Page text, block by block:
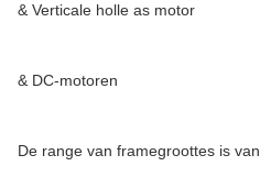
& Verticale holle as motor
& DC-motoren
De range van framegroottes is